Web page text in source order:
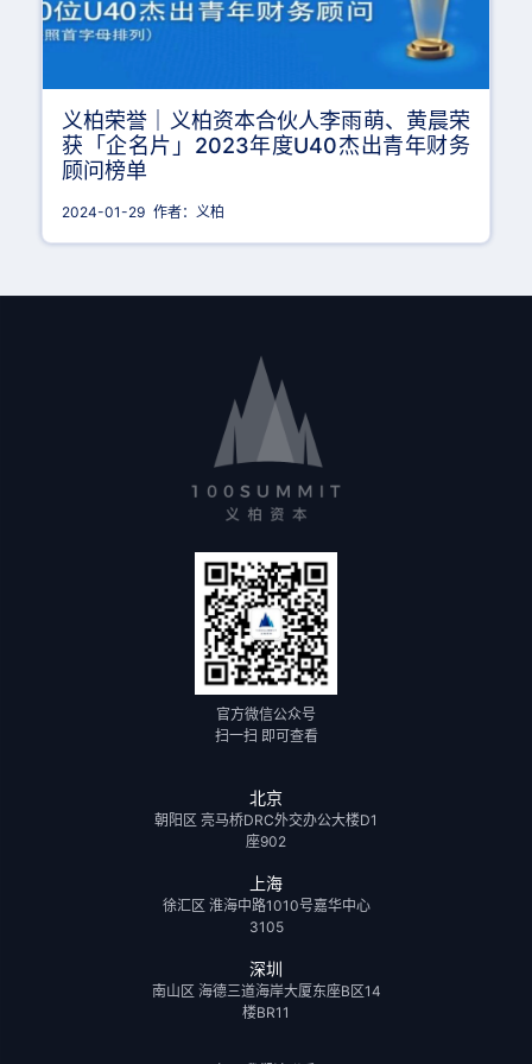
义柏荣誉｜义柏资本合伙人李雨萌、黄晨荣
获「企名片」2023年度U40杰出青年财务
顾问榜单
2024-01-29 作者：义柏
官方微信公众号
扫一扫 即可查看
北京
朝阳区 亮马桥DRC外交办公大楼D1
座902
上海
徐汇区 淮海中路1010号嘉华中心
3105
深圳
南山区 海德三道海岸大厦东座B区14
楼BR11